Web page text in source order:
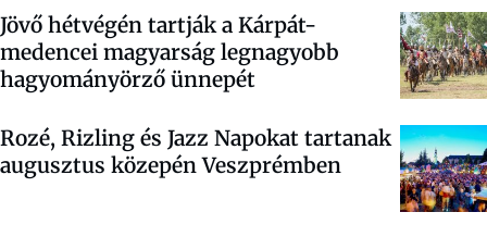
Jövő hétvégén tartják a Kárpát-
medencei magyarság legnagyobb
hagyományörző ünnepét
Rozé, Rizling és Jazz Napokat tartanak
augusztus közepén Veszprémben